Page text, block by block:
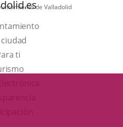
de Valladolid
ti
Este